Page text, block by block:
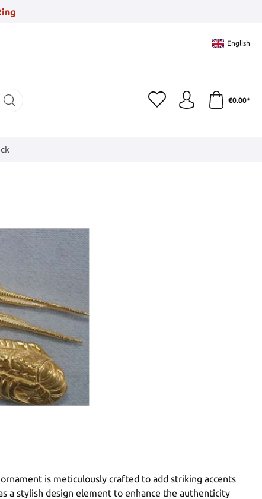
English
€0.00*
is meticulously crafted to add striking accents
a stylish design element to enhance the authenticity